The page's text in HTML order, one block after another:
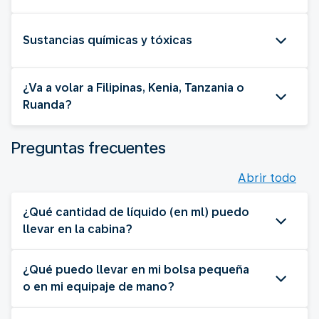
Sustancias químicas y tóxicas
¿Va a volar a Filipinas, Kenia, Tanzania o
Ruanda?
Preguntas frecuentes
Abrir todo
¿Qué cantidad de líquido (en ml) puedo
llevar en la cabina?
¿Qué puedo llevar en mi bolsa pequeña
o en mi equipaje de mano?